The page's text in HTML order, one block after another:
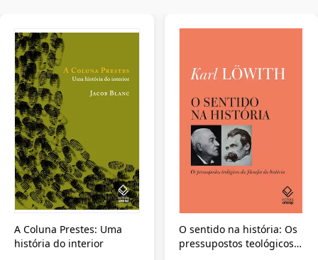
A Coluna Prestes: Uma
história do interior
O sentido na história: Os
pressupostos teológicos